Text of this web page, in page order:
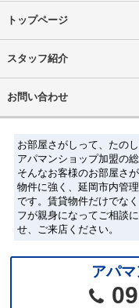
トップページ
スタッフ紹介
お問い合わせ
お部屋さがしって、たの
アパマンショップ加盟の
そんなお客様のお部屋さ
物件に強く、延岡市内管
です。賃貸物件だけでな
フが親身になってご相談
せ、ご来店ください。
アパ